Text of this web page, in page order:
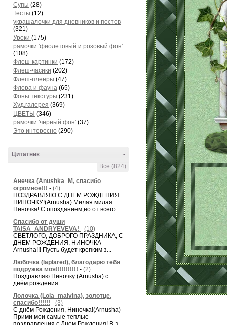
Супы (28)
Тесты (12)
украшалочки для дневников и постов
(321)
Уроки (175)
рамочки 'фиолетовый и розовый фон'
(108)
Флеш-картинки (172)
Флеш-часики (202)
Флеш-плееры (47)
Флора и фауна (65)
Фоны текстуры (231)
Худ.галерея (369)
ЦВЕТЫ (346)
рамочки 'черный фон' (37)
Это интересно (290)
-
Цитатник
Все (824)
Анечка (Anushka_M, спасибо
огромное!!! - (4)
ПОЗДРАВЛЯЮ С ДНЕМ РОЖДЕНИЯ
НИНОЧКУ!(Arnusha) Милая милая
Ниночка! С опозданием,но от всего ...
Спасибо от души
TAISA_ANDRYEVEVA! - (10)
СВЕТЛОГО, ДОБРОГО ПРАЗДНИКА, С
ДНЕМ РОЖДЕНИЯ, НИНОЧКА -
Arnusha!!! Пусть будет крепким з...
Любочка (laplared), благодарю тебя
подружка моя!!!!!!!!!!! - (2)
Поздравляю Ниночку (Arnusha) с
днём рождения ...
Лолочка (Lola_malvina), золотце,
спасибо!!!!!! - (3)
С днём Рождения, Ниночка!(Аrnusha)
Прими мои самые теплые